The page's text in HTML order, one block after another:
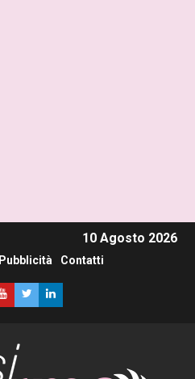
10 Agosto 2026
Pubblicità Contatti